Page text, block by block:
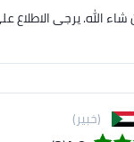
شاء الله. يرجى الاطلاع
(خبير)